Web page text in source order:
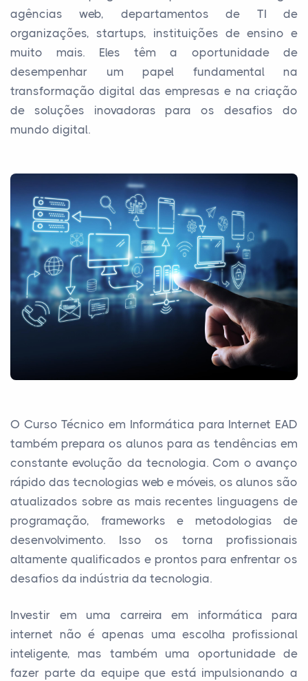
agências web, departamentos de TI de
organizações, startups, instituições de ensino e
muito mais. Eles têm a oportunidade de
desempenhar um papel fundamental na
transformação digital das empresas e na criação
de soluções inovadoras para os desafios do
mundo digital.
O Curso Técnico em Informática para Internet EAD
também prepara os alunos para as tendências em
constante evolução da tecnologia. Com o avanço
rápido das tecnologias web e móveis, os alunos são
atualizados sobre as mais recentes linguagens de
programação, frameworks e metodologias de
desenvolvimento. Isso os torna profissionais
altamente qualificados e prontos para enfrentar os
desafios da indústria da tecnologia.
Investir em uma carreira em informática para
internet não é apenas uma escolha profissional
inteligente, mas também uma oportunidade de
fazer parte da equipe que está impulsionando a